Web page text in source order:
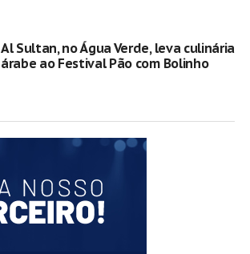
Al Sultan, no Água Verde, leva culinária
árabe ao Festival Pão com Bolinho